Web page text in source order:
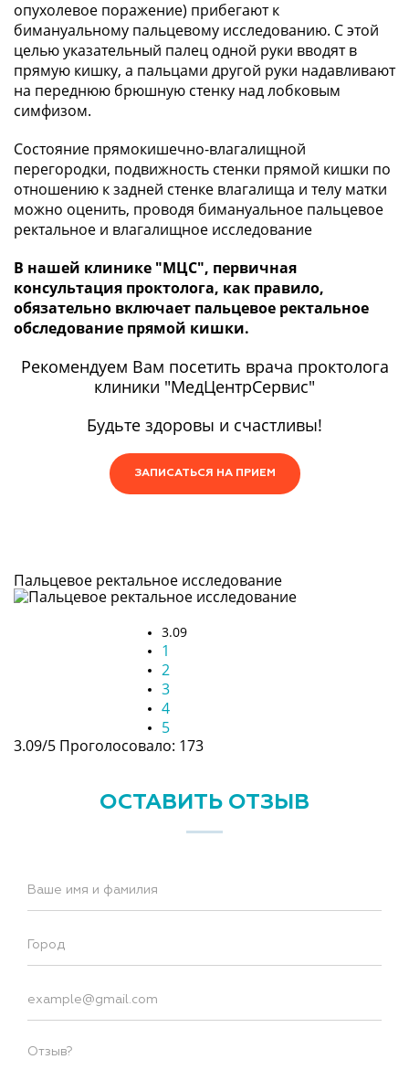
опухолевое поражение) прибегают к
бимануальному пальцевому исследованию. С этой
целью указательный палец одной руки вводят в
прямую кишку, а пальцами другой руки надавливают
на переднюю брюшную стенку над лобковым
симфизом.
Состояние прямокишечно-влагалищной
перегородки, подвижность стенки прямой кишки по
отношению к задней стенке влагалища и телу матки
можно оценить, проводя бимануальное пальцевое
ректальное и влагалищное исследование
В нашей клинике "МЦС", первичная
консультация проктолога, как правило,
обязательно включает пальцевое ректальное
обследование прямой кишки.
Рекомендуем Вам посетить врача проктолога
клиники "МедЦентрСервис"
Будьте здоровы и счастливы!
ЗАПИСАТЬСЯ НА ПРИЕМ
Пальцевое ректальное исследование
3.09
1
2
3
4
5
3.09/5 Проголосовало: 173
ОСТАВИТЬ ОТЗЫВ